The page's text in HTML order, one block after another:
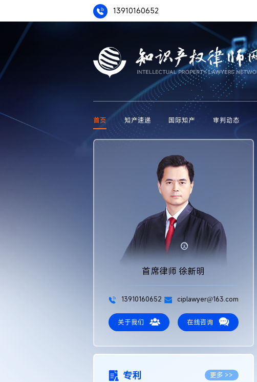
13910160652
首页 知产速递 国际知产 审判动态
首席律师 徐新明
13910160652 ciplawyer@163.com
关于我们 在线咨询
专利 更多 >>